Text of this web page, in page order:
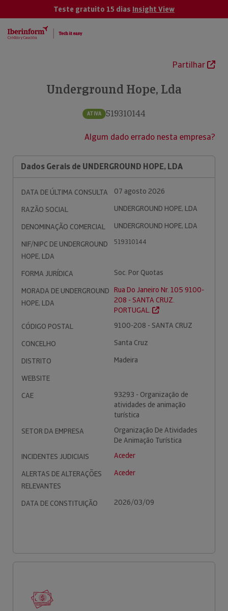
Teste gratuito 15 dias Insight View
Partilhar
Underground Hope, Lda
ATIVA 519310144
Algum dado errado nesta empresa?
Dados Gerais de UNDERGROUND HOPE, LDA
DATA DE ÚLTIMA CONSULTA
07 agosto 2026
RAZÃO SOCIAL
UNDERGROUND HOPE, LDA
DENOMINAÇÃO COMERCIAL
UNDERGROUND HOPE, LDA
NIF/NIPC DE UNDERGROUND
HOPE, LDA
519310144
FORMA JURÍDICA
Soc. Por Quotas
MORADA DE UNDERGROUND
HOPE, LDA
Rua Do Janeiro Nr. 105 9100-
208 - SANTA CRUZ.
PORTUGAL.
CÓDIGO POSTAL
9100-208 - SANTA CRUZ
CONCELHO
Santa Cruz
DISTRITO
Madeira
WEBSITE
CAE
93293 - Organização de
atividades de animação
turística
SETOR DA EMPRESA
Organização De Atividades
De Animação Turística
INCIDENTES JUDICIAIS
Aceder
ALERTAS DE ALTERAÇÕES
RELEVANTES
Aceder
DATA DE CONSTITUIÇÃO 2026/03/09